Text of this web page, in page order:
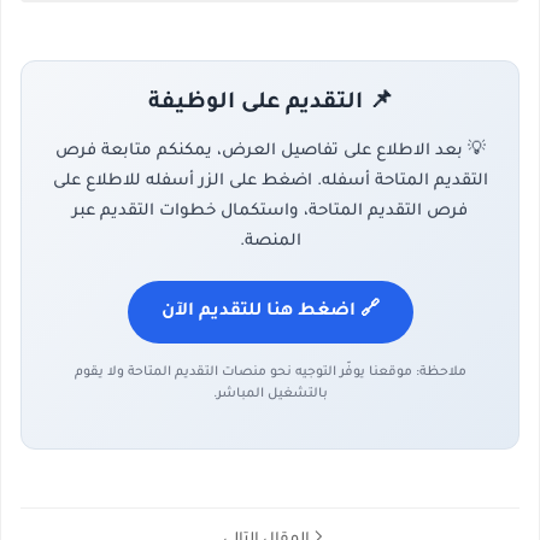
📌 التقديم على الوظيفة
💡 بعد الاطلاع على تفاصيل العرض، يمكنكم متابعة فرص
التقديم المتاحة أسفله. اضغط على الزر أسفله للاطلاع على
فرص التقديم المتاحة، واستكمال خطوات التقديم عبر
المنصة.
🔗 اضغط هنا للتقديم الآن
ملاحظة: موقعنا يوفّر التوجيه نحو منصات التقديم المتاحة ولا يقوم
بالتشغيل المباشر.